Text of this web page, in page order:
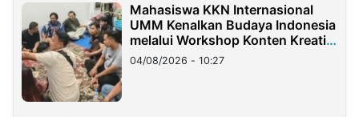
Mahasiswa KKN Internasional
UMM Kenalkan Budaya Indonesia
melalui Workshop Konten Kreatif
di Taiwan
04/08/2026 - 10:27